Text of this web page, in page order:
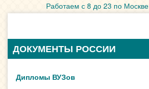
Работаем с 8 до 23 по Москве
ДОКУМЕНТЫ РОССИИ
Дипломы ВУЗов